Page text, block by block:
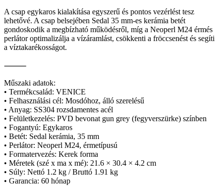
A csap egykaros kialakítása egyszerű és pontos vezérlést tesz
lehetővé. A csap belsejében Sedal 35 mm-es kerámia betét
gondoskodik a megbízható működésről, míg a Neoperl M24 érmés
perlátor optimalizálja a vízáramlást, csökkenti a fröccsenést és segíti
a víztakarékosságot.
⸻
Műszaki adatok:
• Termékcsalád: VENICE
• Felhasználási cél: Mosdóhoz, álló szerelésű
• Anyag: SS304 rozsdamentes acél
• Felületkezelés: PVD bevonat gun grey (fegyverszürke) színben
• Fogantyú: Egykaros
• Betét: Sedal kerámia, 35 mm
• Perlátor: Neoperl M24, érmetípusú
• Formatervezés: Kerek forma
• Méretek (szé x ma x mé): 21.6 × 30.4 × 4.2 cm
• Súly: Nettó 1.2 kg / Bruttó 1.91 kg
• Garancia: 60 hónap